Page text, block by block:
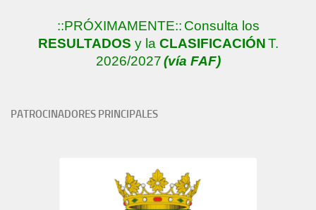
::PRÓXIMAMENTE:: Consulta los
RESULTADOS y la CLASIFICACIÓNT.
2026/2027(vía FAF)
PATROCINADORES PRINCIPALES